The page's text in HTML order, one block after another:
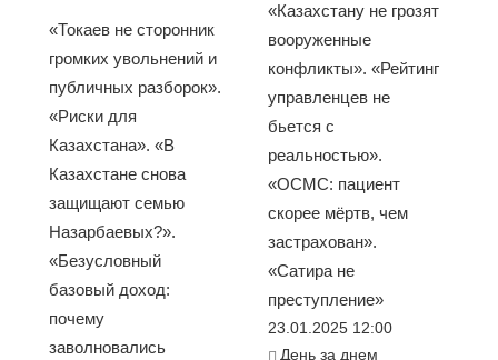
«Токаев не сторонник
громких увольнений и
публичных разборок».
«Риски для
Казахстана». «В
Казахстане снова
защищают семью
Назарбаевых?».
«Безусловный
базовый доход:
почему
заволновались
«Казахстану не грозят
вооруженные
конфликты». «Рейтинг
управленцев не
бьется с
реальностью».
«ОСМС: пациент
скорее мёртв, чем
застрахован».
«Сатира не
преступление»
23.01.2025 12:00
День за днем